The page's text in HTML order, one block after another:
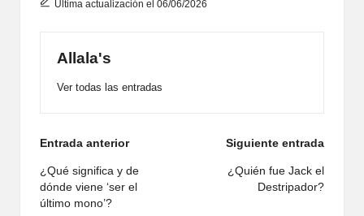
Última actualización el 06/06/2026
Allala's
Ver todas las entradas
Navegación
de
entradas
Entrada anterior
¿Qué significa y de
dónde viene ‘ser el
último mono’?
Siguiente entrada
¿Quién fue Jack el
Destripador?